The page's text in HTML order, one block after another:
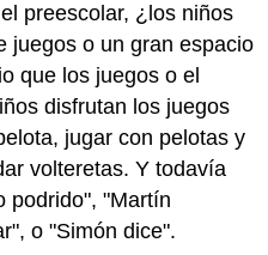
preescolar, ¿los niños
juegos o un gran espacio
que los juegos o el
disfrutan los juegos
jugar con pelotas y
volteretas. Y todavía
podrido", "Martín
o "Simón dice".